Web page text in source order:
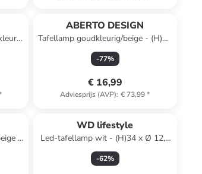
ABERTO DESIGN
Tafellamp goudkleurig/beige - (H)37
x Ø 22 cm
-77%
€ 16,99
Adviesprijs (AVP): € 73,99*
-
WD lifestyle
Led-tafellamp wit - (H)34 x Ø 12,5
cm
-62%